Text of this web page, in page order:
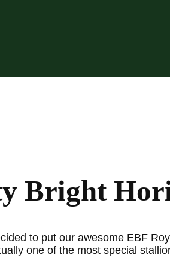
Bright
to put our awesome EBF
one of the most special